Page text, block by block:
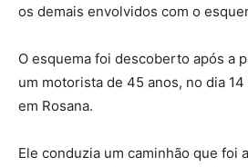
os demais envolvidos com o
O esquema foi descoberto após a
um motorista de 45 anos, no dia
em Rosana.
Ele conduzia um caminhão que foi